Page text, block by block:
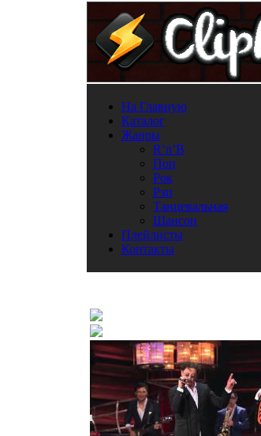
На Главную
Каталог
Жанры
R’n’B
Поп
Рок
Рэп
Танцевальная
Шансон
Плейлисты
Контакты